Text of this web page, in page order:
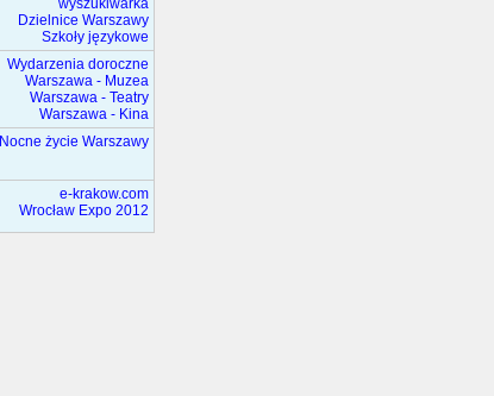
wyszukiwarka
Dzielnice Warszawy
Szkoły językowe
Wydarzenia doroczne
Warszawa - Muzea
Warszawa - Teatry
Warszawa - Kina
Nocne życie Warszawy
e-krakow.com
Wrocław Expo 2012